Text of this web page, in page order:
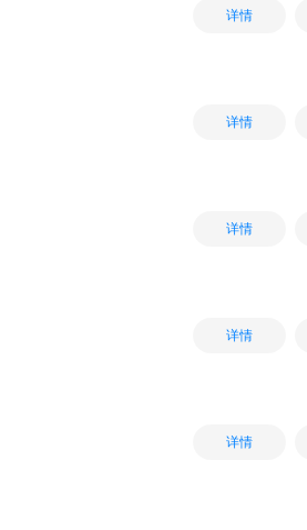
详情
详情
详情
详情
详情